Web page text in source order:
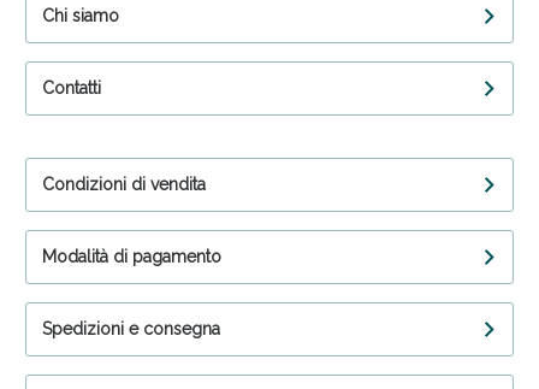
Chi siamo
Contatti
Condizioni di vendita
Modalità di pagamento
Spedizioni e consegna